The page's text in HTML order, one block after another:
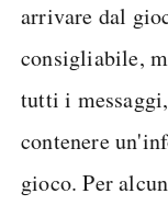
arrivare dal
consigliabile,
tutti i
contenere
gioco. Per